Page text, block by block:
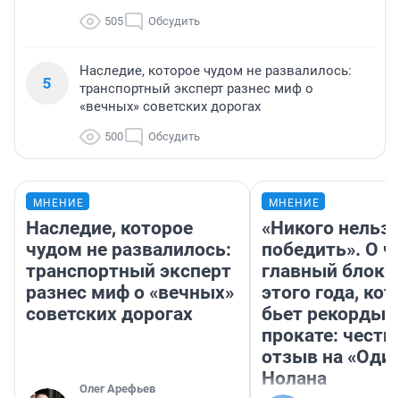
505 Обсудить
5
Наследие, которое чудом не развалилось:
транспортный эксперт разнес миф о
«вечных» советских дорогах
500 Обсудить
МНЕНИЕ
Наследие, которое
чудом не развалилось:
транспортный эксперт
разнес миф о «вечных»
советских дорогах
Олег Арефьев
МНЕНИЕ
«Никого нельзя
победить». О
главный
этого года,
бьет рекорды в
прокате:
отзыв на
Нолана